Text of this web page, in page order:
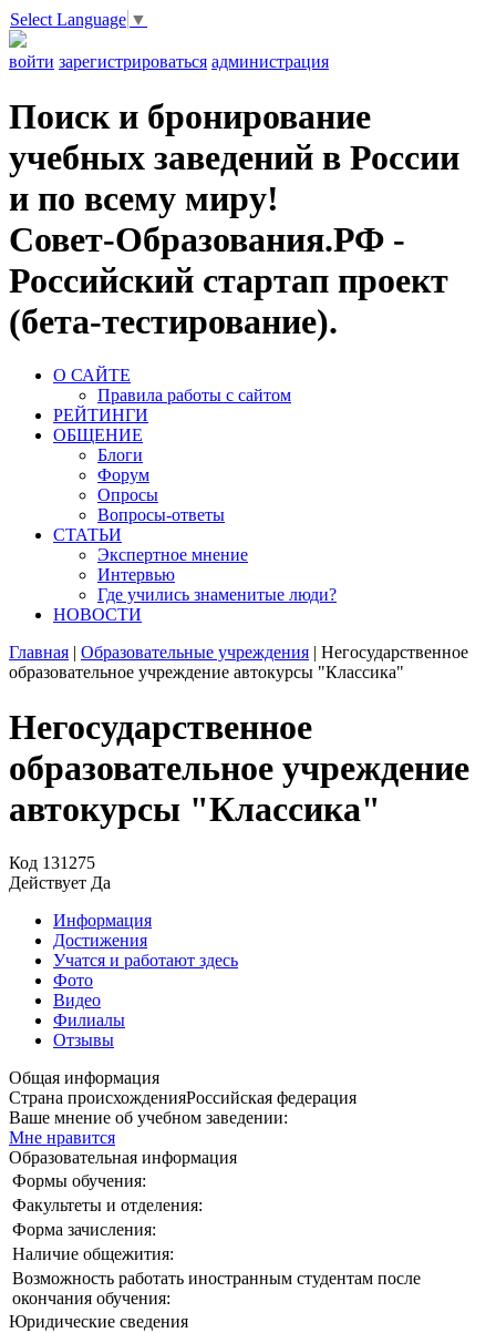
Select Language ▼
войти зарегистрироваться администрация
Поиск и бронирование
учебных заведений в России
и по всему миру!
Совет-Образования.РФ -
Российский стартап проект
(бета-тестирование).
О САЙТЕ
Правила работы с сайтом
РЕЙТИНГИ
ОБЩЕНИЕ
Блоги
Форум
Опросы
Вопросы-ответы
СТАТЬИ
Экспертное мнение
Интервью
Где учились знаменитые люди?
НОВОСТИ
Главная | Образовательные учреждения | Негосударственное
образовательное учреждение автокурсы "Классика"
Негосударственное
образовательное учреждение
автокурсы "Классика"
Код 131275
Действует Да
Информация
Достижения
Учатся и работают здесь
Фото
Видео
Филиалы
Отзывы
Общая информация
Страна происхожденияРоссийская федерация
Ваше мнение об учебном заведении:
Мне нравится
Образовательная информация
Формы обучения:
Факультеты и отделения:
Форма зачисления:
Наличие общежития:
Возможность работать иностранным студентам после
окончания обучения:
Юридические сведения